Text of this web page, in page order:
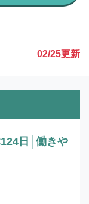
02/25更新
日│働きや